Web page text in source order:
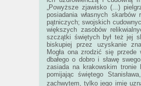
„Powyższe zjawisko (...)
posiadania własnych
pątniczych; swojskich
większych zasobów
szczątki świętych był też jej
biskupiej przez uzyskanie
Mogła ona zrodzić się
dbałego o dobro i sławę
zasiada na krakowskim tronie
pomijając świętego
zachwytem, tylko jego imię